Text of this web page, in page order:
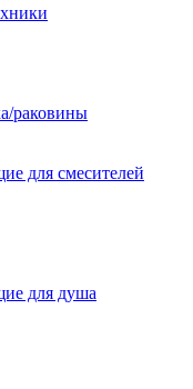
раковины
для смесителей
для душа